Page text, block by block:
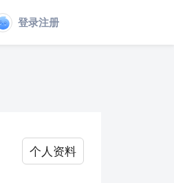
登录注册
个人资料